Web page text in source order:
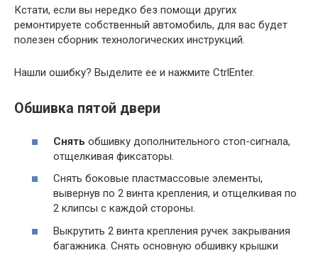
Кстати, если вы нередко без помощи других
ремонтируете собственный автомобиль, для вас будет
полезен сборник технологических инструкций.
Нашли ошибку? Выделите ее и нажмите CtrlEnter.
Обшивка пятой двери
Снять обшивку дополнительного стоп-сигнала,
отщелкивая фиксаторы.
Снять боковые пластмассовые элементы,
вывернув по 2 винта крепления, и отщелкивая по
2 клипсы с каждой стороны.
Выкрутить 2 винта крепления ручек закрывания
багажника. Снять основную обшивку крышки